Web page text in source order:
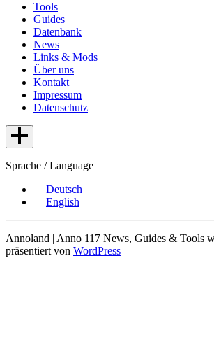
Tools
Guides
Datenbank
News
Links & Mods
Über uns
Kontakt
Impressum
Datenschutz
Sprache / Language
Deutsch
English
Annoland | Anno 117 News, Guides & Tools
präsentiert von WordPress